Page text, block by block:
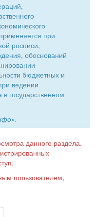
при
росписи,
обоснований
бюджетных и
ведении
в государственном
данного раздела.
пользователем,